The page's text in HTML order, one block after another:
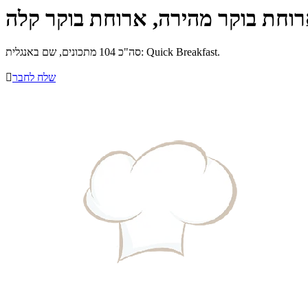
בוקר מהירה, ארוחת בוקר קלה
סה"כ 104 מתכונים, שם באנגלית: Quick Breakfast.
שלח לחבר